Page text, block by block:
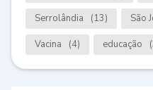
Serrolândia (13) São
Vacina (4) educação